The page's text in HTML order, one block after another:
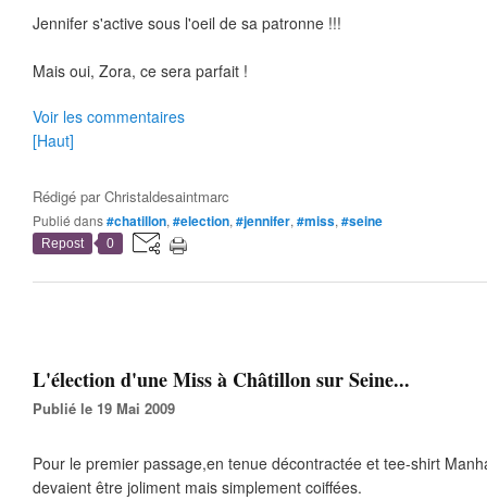
Jennifer s'active sous l'oeil de sa patronne !!!
Mais oui, Zora, ce sera parfait !
Voir les commentaires
[Haut]
Rédigé parChristaldesaintmarc
Publié dans#chatillon, #election, #jennifer, #miss, #seine
Repost 0
L'élection d'une Miss à Châtillon sur Seine...
Publié le 19 Mai 2009
Pour le premier passage,en tenue décontractée et tee-shirt
devaient être joliment mais simplement coiffées.